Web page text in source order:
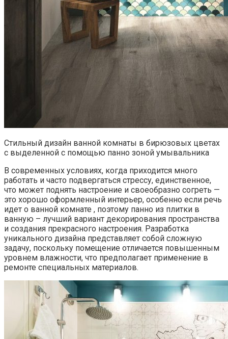
Стильный дизайн ванной комнаты в бирюзовых цветах
с выделенной с помощью панно зоной умывальника
В современных условиях, когда приходится много
работать и часто подвергаться стрессу, единственное,
что может поднять настроение и своеобразно согреть —
это хорошо оформленный интерьер, особенно если речь
идет о ванной комнате , поэтому панно из плитки в
ванную – лучший вариант декорирования пространства
и создания прекрасного настроения. Разработка
уникального дизайна представляет собой сложную
задачу, поскольку помещение отличается повышенным
уровнем влажности, что предполагает применение в
ремонте специальных материалов.